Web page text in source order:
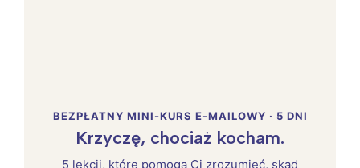
BEZPŁATNY MINI-KURS E-MAILOWY · 5 DNI
Krzyczę, chociaż kocham.
5 lekcji, które pomogą Ci zrozumieć, skąd